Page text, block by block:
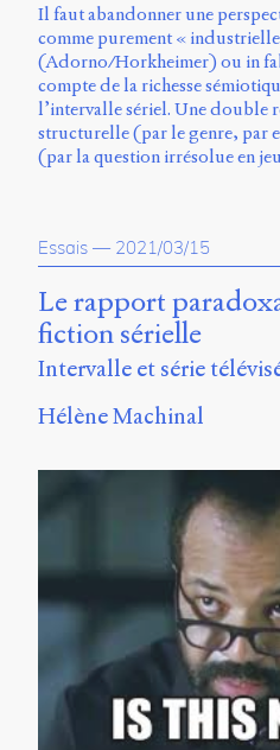
Il faut abandonner une
comme purement «
(Adorno/Horkheimer) ou in
compte de la richesse
l’intervalle sériel. Une double
structurelle (par le genre, par
(par la question irrésolue en
Essais — 2021/03/15
Le rapport
fiction sérielle
Intervalle et série
Hélène Machinal